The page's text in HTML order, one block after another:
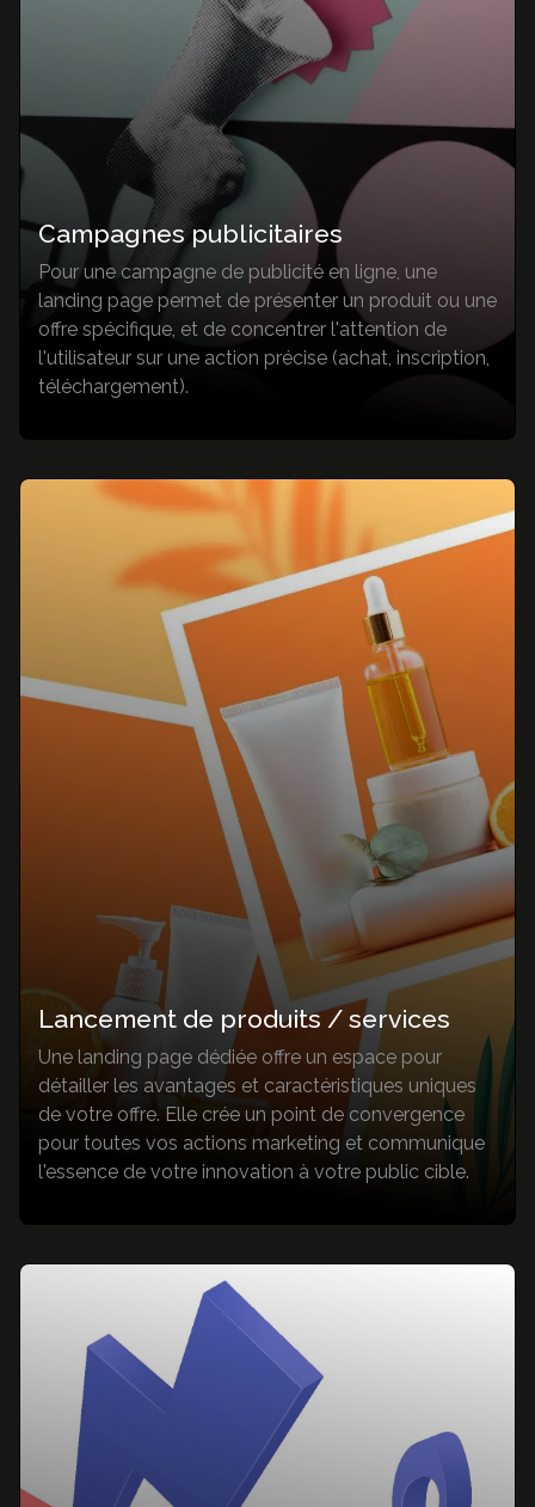
Identité visuelle
communication
Brochures & Catalogues
Dépliants & Flyers
Goodies
Packaging
Signalétique
Identité visuelle
Nos réalisations
3K Magazine
Nous contacter
Campagnes publicitaires
Pour une campagne de publicité en ligne, une
landing page permet de présenter un produit ou une
offre spécifique, et de concentrer l'attention de
l'utilisateur sur une action précise (achat, inscription,
téléchargement).
Lancement de produits / services
Une landing page dédiée offre un espace pour
détailler les avantages et caractéristiques uniques
de votre offre. Elle crée un point de convergence
pour toutes vos actions marketing et communique
l'essence de votre innovation à votre public cible.